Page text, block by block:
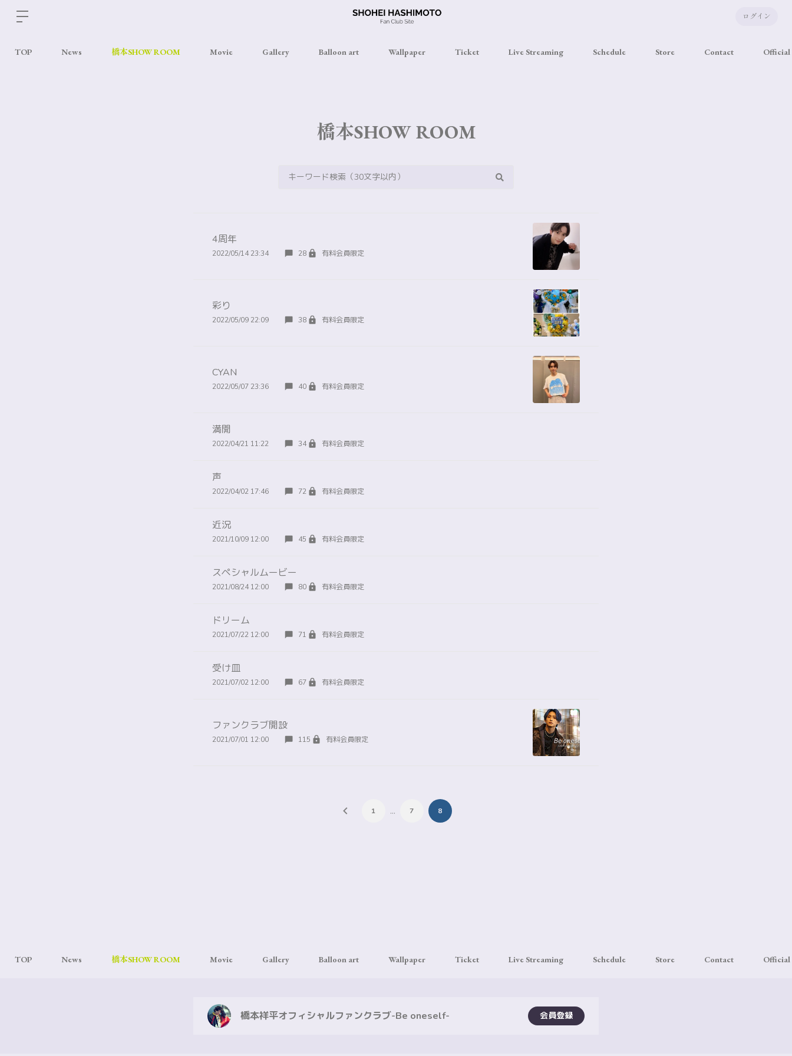
ログイン
TOP News 橋本SHOW ROOM Movie Gallery Balloon art Wallpaper Ticket Live Streaming Schedule Store Contact Official
橋本SHOW ROOM
4周年
2022/05/14 23:34 28 有料会員限定
彩り
2022/05/09 22:09 38 有料会員限定
CYAN
2022/05/07 23:36 40 有料会員限定
満開
2022/04/21 11:22 34 有料会員限定
声
2022/04/02 17:46 72 有料会員限定
近況
2021/10/09 12:00 45 有料会員限定
スペシャルムービー
2021/08/24 12:00 80 有料会員限定
ドリーム
2021/07/22 12:00 71 有料会員限定
受け皿
2021/07/02 12:00 67 有料会員限定
ファンクラブ開設
2021/07/01 12:00 115 有料会員限定
1 … 7 8
TOP News 橋本SHOW ROOM Movie Gallery Balloon art Wallpaper Ticket Live Streaming Schedule Store Contact Official
橋本祥平オフィシャルファンクラブ-Be oneself- 会員登録